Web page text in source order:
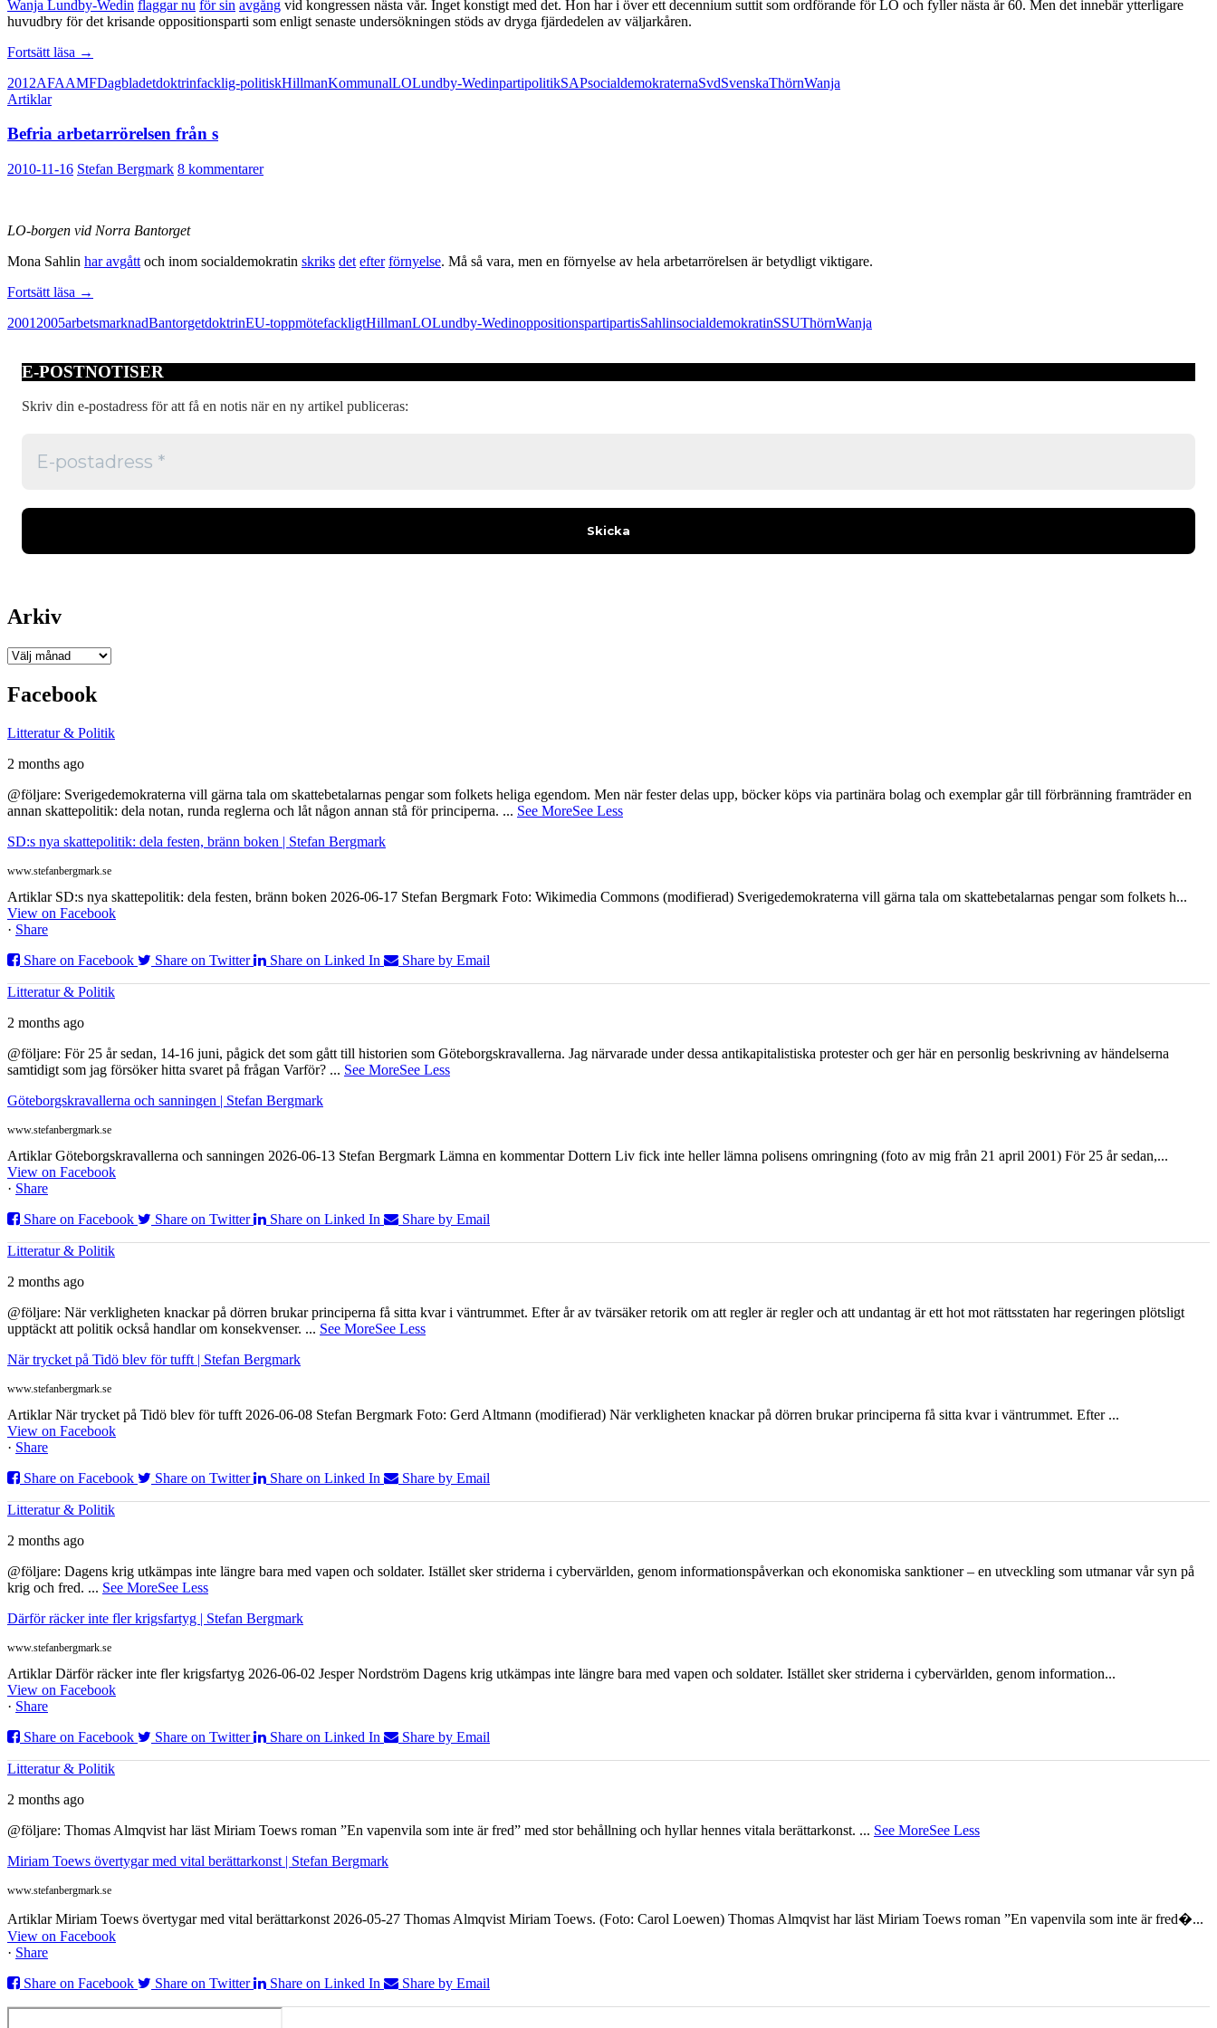
Wanja Lundby-Wedin flaggarnu för sin avgång vid kongressen nästa vår. Inget konstigt med det. Hon har i över ett decennium suttit som ordförande för LO och fyller nästa år 60. Men det innebär ytterligare
huvudbry för det krisande oppositionsparti som enligt senaste undersökningen stöds av dryga fjärdedelen av väljarkåren.
Fortsätt läsa Lundby-
efterträdare
partiboken
→
2012AFAAMFDagbladetdoktrinfacklig-politiskHillmanKommunalLOLundby-WedinpartipolitikSAPsocialdemokraternaSvdSvenskaThörnWanja
Artiklar
Befria arbetarrörelsen från s
2010-11-16 Stefan Bergmark 8 kommentarer
LO-borgen vid Norra Bantorget
Mona Sahlin har avgått och inom socialdemokratin skriks det efter förnyelse. Må så vara, men en förnyelse av hela arbetarrörelsen är betydligt viktigare.
Fortsätt läsa Befria
från
→
2001 2005arbetsmarknadBantorgetdoktrinEU-toppmötefackligtHillmanLOLundby-WedinoppositionspartipartisSahlinsocialdemokratinSSUThörnWanja
E-POSTNOTISER
Skriv din e-postadress för att få en notis när en ny artikel publiceras:
Arkiv
Arkiv
Facebook
Litteratur & Politik
2 months ago
@följare: Sverigedemokraterna vill gärna tala om skattebetalarnas pengar som folkets heliga egendom. Men när fester delas upp, böcker köps via partinära bolag och exemplar går till förbränning framträder en
annan skattepolitik: dela notan, runda reglerna och låt någon annan stå för principerna. ... See MoreSee Less
SD:s nya skattepolitik: dela festen, bränn boken | Stefan Bergmark
www.stefanbergmark.se
Artiklar SD:s nya skattepolitik: dela festen, bränn boken 2026-06-17 Stefan Bergmark Foto: Wikimedia Commons (modifierad) Sverigedemokraterna vill gärna tala om skattebetalarnas pengar som folkets h...
View on Facebook
· Share
Share on Facebook
Share on Twitter Share on Linked In Share by Email
Litteratur & Politik
2 months ago
@följare: För 25 år sedan, 14-16 juni, pågick det som gått till historien som Göteborgskravallerna. Jag närvarade under dessa antikapitalistiska protester och ger här en personlig beskrivning av händelserna
samtidigt som jag försöker hitta svaret på frågan Varför? ... See MoreSee Less
Göteborgskravallerna och sanningen | Stefan Bergmark
www.stefanbergmark.se
Artiklar Göteborgskravallerna och sanningen 2026-06-13 Stefan Bergmark Lämna en kommentar Dottern Liv fick inte heller lämna polisens omringning (foto av mig från 21 april 2001) För 25 år sedan,...
View on Facebook
· Share
Share on Facebook
Share on Twitter Share on Linked In Share by Email
Litteratur & Politik
2 months ago
@följare: När verkligheten knackar på dörren brukar principerna få sitta kvar i väntrummet. Efter år av tvärsäker retorik om att regler är regler och att undantag är ett hot mot rättsstaten har regeringen plötsligt
upptäckt att politik också handlar om konsekvenser. ... See MoreSee Less
När trycket på Tidö blev för tufft | Stefan Bergmark
www.stefanbergmark.se
Artiklar När trycket på Tidö blev för tufft 2026-06-08 Stefan Bergmark Foto: Gerd Altmann (modifierad) När verkligheten knackar på dörren brukar principerna få sitta kvar i väntrummet. Efter ...
View on Facebook
· Share
Share on Facebook
Share on Twitter Share on Linked In Share by Email
Litteratur & Politik
2 months ago
@följare: Dagens krig utkämpas inte längre bara med vapen och soldater. Istället sker striderna i cybervärlden, genom informationspåverkan och ekonomiska sanktioner – en utveckling som utmanar vår syn på
krig och fred. ... See MoreSee Less
Därför räcker inte fler krigsfartyg | Stefan Bergmark
www.stefanbergmark.se
Artiklar Därför räcker inte fler krigsfartyg 2026-06-02 Jesper Nordström Dagens krig utkämpas inte längre bara med vapen och soldater. Istället sker striderna i cybervärlden, genom information...
View on Facebook
· Share
Share on Facebook
Share on Twitter Share on Linked In Share by Email
Litteratur & Politik
2 months ago
@följare: Thomas Almqvist har läst Miriam Toews roman ”En vapenvila som inte är fred” med stor behållning och hyllar hennes vitala berättarkonst. ... See MoreSee Less
Miriam Toews övertygar med vital berättarkonst | Stefan Bergmark
www.stefanbergmark.se
Artiklar Miriam Toews övertygar med vital berättarkonst 2026-05-27 Thomas Almqvist Miriam Toews. (Foto: Carol Loewen) Thomas Almqvist har läst Miriam Toews roman ”En vapenvila som inte är fred�...
View on Facebook
· Share
Share on Facebook
Share on Twitter Share on Linked In Share by Email